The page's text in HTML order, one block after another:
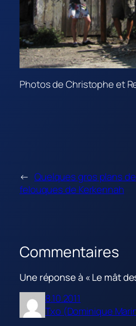
Photos de Christophe et
← Quelques gros plans
felouques de Kerkennah
Commentaires
Une réponse à « Le mât
8.10.2011
Txo (Dominique